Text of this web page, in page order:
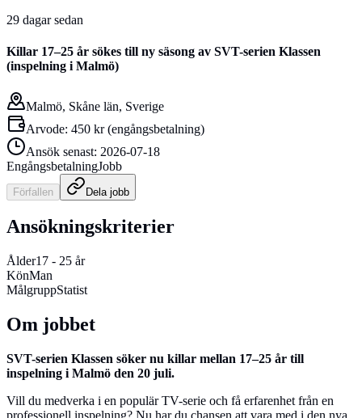
29 dagar sedan
Killar 17–25 år sökes till ny säsong av SVT-serien Klassen
(inspelning i Malmö)
Malmö, Skåne län, Sverige
Arvode: 450 kr(engångsbetalning)
Ansök senast: 2026-07-18
EngångsbetalningJobb
Förfallen Dela jobb
Ansökningskriterier
Ålder17 - 25 år
KönMan
MålgruppStatist
Om jobbet
SVT-serien Klassen söker nu killar mellan 17–25 år till
inspelning i Malmö den 20 juli.
Vill du medverka i en populär TV-serie och få erfarenhet från en